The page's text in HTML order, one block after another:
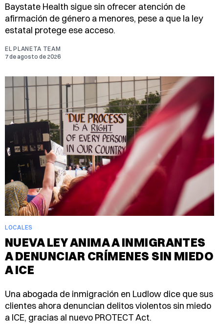
Baystate Health sigue sin ofrecer atención de
afirmación de género a menores, pese a que la ley
estatal protege ese acceso.
EL PLANETA TEAM
7 de agosto de 2026
LOCALES
NUEVA LEY ANIMA A INMIGRANTES
A DENUNCIAR CRÍMENES SIN MIEDO
A ICE
Una abogada de inmigración en Ludlow dice que sus
clientes ahora denuncian delitos violentos sin miedo
a ICE, gracias al nuevo PROTECT Act.